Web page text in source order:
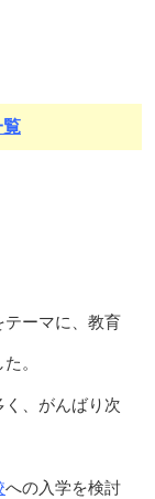
覧
テーマに、教育
。
、がんばり次
への入学を検討